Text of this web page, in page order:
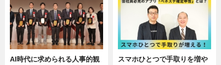
AI時代に求められる人事的観
スマホひとつで手取りを増や